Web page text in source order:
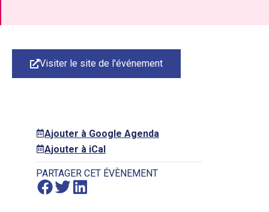
Visiter le site de l'événement
Ajouter à Google Agenda
Ajouter à iCal
PARTAGER CET ÉVÈNEMENT